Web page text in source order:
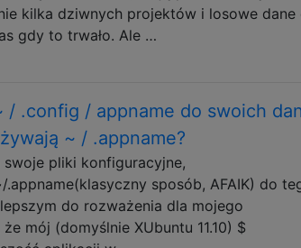
kilka dziwnych projektów i losowe dane
gdy to trwało. Ale …
.config / appname do swoich
~ / .appname?
swoje pliki konfiguracyjne,
sposób, AFAIK) do
do rozważenia dla mojego
mój (domyślnie XUbuntu 11.10) $